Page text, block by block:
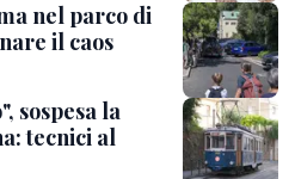
nel parco di
il caos
sospesa la
tecnici al